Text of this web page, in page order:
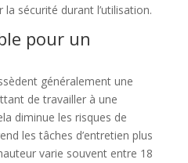
sécurité durant l’utilisation.
pour un
généralement une
de travailler à une
diminue les risques de
les tâches d’entretien plus
varie souvent entre 18